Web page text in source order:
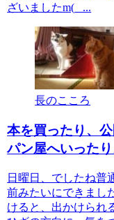
ざいましたm(_ ...
長のこころ
本を買ったり、公
パン屋へいった
日曜日、でしたね普
前みたいにできまし
けると、出かけられ